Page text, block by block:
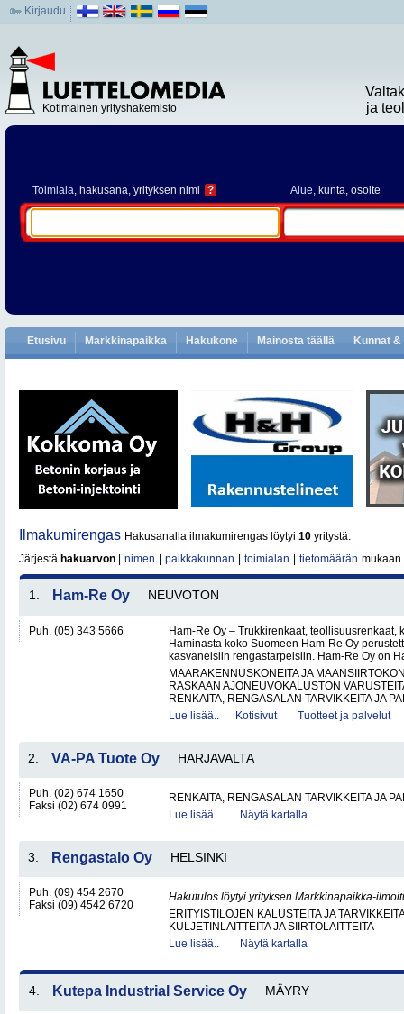
Kirjaudu
Kotimainen yrityshakemisto
ja
Toimiala, hakusana, yrityksen nimi ? Alue, kunta, osoite
Etusivu Markkinapaikka Hakukone Mainosta täällä Kunnat
Ilmakumirengas Hakusanalla ilmakumirengas löytyi 10 yritystä.
Järjestä hakuarvon nimen paikkakunnan toimialan tietomäärän mukaan
1. Ham-Re Oy NEUVOTON
Puh. (05) 343 5666
Ham-Re Oy – Trukkirenkaat, teollisuusrenkaat,
Haminasta koko Suomeen Ham-Re Oy
kasvaneisiin rengastarpeisiin. Ham-Re Oy on
MAARAKENNUSKONEITA JA
RASKAAN AJONEUVOKALUSTON
RENKAITA, RENGASALAN TARVIKKEITA JA
Lue lisää..
Kotisivut Tuotteet ja palvelut
2. VA-PA Tuote Oy HARJAVALTA
Puh. (02) 674 1650
Faksi (02) 674 0991
RENKAITA, RENGASALAN TARVIKKEITA JA
Lue lisää..
Näytä kartalla
3. Rengastalo Oy HELSINKI
Puh. (09) 454 2670
Faksi (09) 4542 6720
Hakutulos löytyi yrityksen Markkinapaikka-
ERITYISTILOJEN KALUSTEITA JA
KULJETINLAITTEITA JA SIIRTOLAITTEITA
Lue lisää..
Näytä kartalla
4. Kutepa Industrial Service Oy MÄYRY